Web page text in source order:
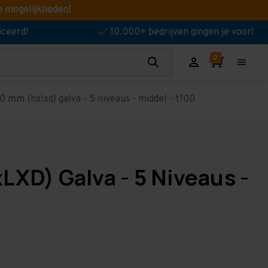
mogelijkheden!
10.000+ bedrijven gingen je voor!
(hxlxd) galva - 5 niveaus - middel - t100
Galva - 5 Niveaus -